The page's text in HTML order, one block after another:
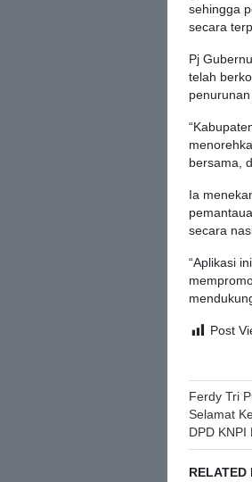
sehingga
secara
Pj
telah
bersama,
Ia
secara
“Aplikasi
Post
Post
Ferdy Tri
Selamat
DPD
RELATED